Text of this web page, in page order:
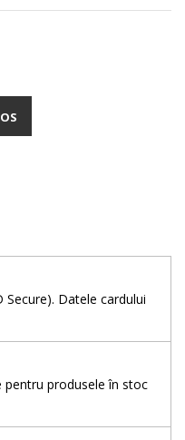
Secure). Datele cardului
pentru produsele în stoc